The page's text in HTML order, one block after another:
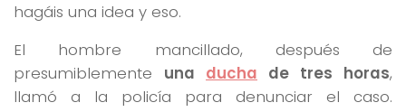
hagáis una idea y eso.
El hombre mancillado, después de
presumiblemente una ducha de tres horas,
llamó a la policía para denunciar el caso.